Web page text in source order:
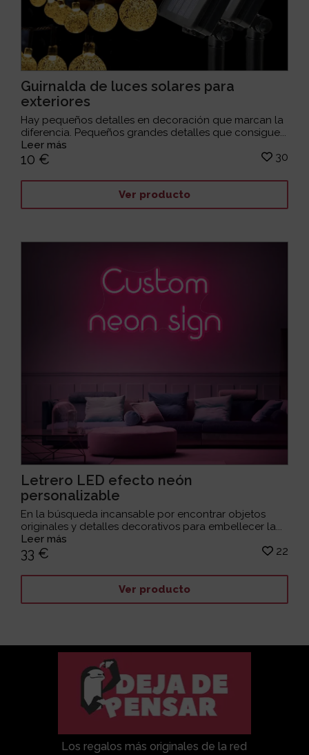
Guirnalda de luces solares para
exteriores
Hay pequeños detalles en decoración que marcan la
diferencia. Pequeños grandes detalles que consigue...
Leer más
10 € 30
Ver producto
Letrero LED efecto neón
personalizable
En la búsqueda incansable por encontrar objetos
originales y detalles decorativos para embellecer la...
Leer más
33 € 22
Ver producto
Los regalos más originales de la red